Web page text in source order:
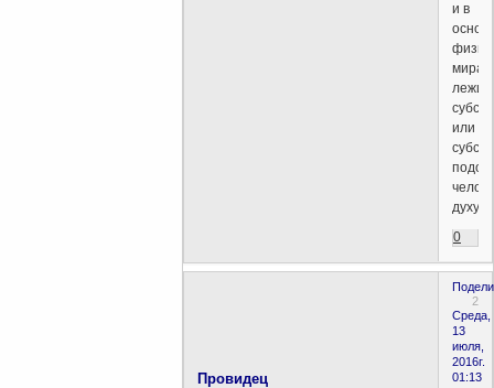
и в
мира
лежит
или
духу.
0
2
Среда,
13
июля,
2016г.
01:13
Провидец